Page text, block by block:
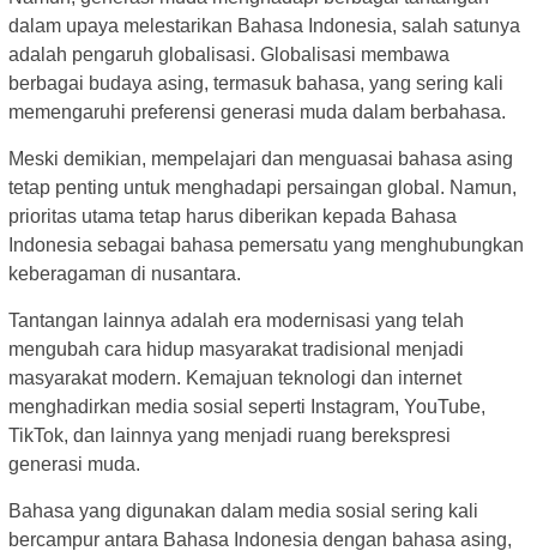
dalam upaya melestarikan Bahasa Indonesia, salah satunya
adalah pengaruh globalisasi. Globalisasi membawa
berbagai budaya asing, termasuk bahasa, yang sering kali
memengaruhi preferensi generasi muda dalam berbahasa.
Meski demikian, mempelajari dan menguasai bahasa asing
tetap penting untuk menghadapi persaingan global. Namun,
prioritas utama tetap harus diberikan kepada Bahasa
Indonesia sebagai bahasa pemersatu yang menghubungkan
keberagaman di nusantara.
Tantangan lainnya adalah era modernisasi yang telah
mengubah cara hidup masyarakat tradisional menjadi
masyarakat modern. Kemajuan teknologi dan internet
menghadirkan media sosial seperti Instagram, YouTube,
TikTok, dan lainnya yang menjadi ruang berekspresi
generasi muda.
Bahasa yang digunakan dalam media sosial sering kali
bercampur antara Bahasa Indonesia dengan bahasa asing,